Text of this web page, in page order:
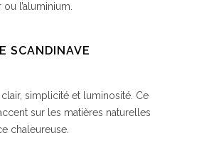
l’aluminium.
SCANDINAVE
simplicité et luminosité. Ce
sur les matières naturelles
chaleureuse.